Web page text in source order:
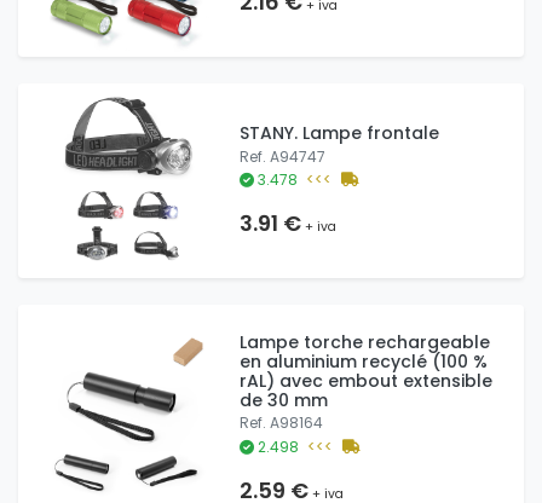
+ iva
STANY. Lampe frontale
Ref. A94747
3.478 <<<
3.91 €+ iva
Lampe torche rechargeable
en aluminium recyclé (100 %
rAL) avec embout extensible
de 30 mm
Ref. A98164
2.498 <<<
2.59 €+ iva